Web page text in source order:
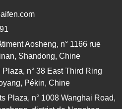
Aosheng, n° 1166 rue
Shandong, Chine
n° 38 East Third Ring
Pékin, Chine
Plaza, n° 1008 Wanghai Road,